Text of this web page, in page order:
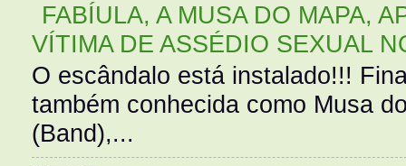
FABÍULA, A MUSA DO MAPA,
VÍTIMA DE ASSÉDIO SEXUAL
O escândalo está instalado!!!
também conhecida como Musa
(Band),...